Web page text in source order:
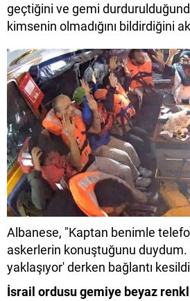
geçtiğini ve gemi
kimsenin olmadığını bildirdiğini
Albanese, "Kaptan benimle
askerlerin konuştuğunu duydum.
yaklaşıyor' derken bağlantı
İsrail ordusu gemiye beyaz